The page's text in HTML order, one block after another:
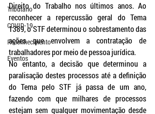
Tributário
COVID-19
Reconhecimento
Eventos
Direito do Trabalho nos últimos anos. Ao
reconhecer a repercussão geral do Tema
1389, o STF determinou o sobrestamento das
ações que envolvem a contratação de
trabalhadores por meio de pessoa jurídica.
No entanto, a decisão que determinou a
paralisação destes processos até a definição
do Tema pelo STF já passa de um ano,
fazendo com que milhares de processos
estejam sem qualquer movimentação desde